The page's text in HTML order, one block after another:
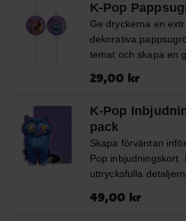
helium. Om du
vi att du använder
K-Pop
Ge dryckerna en
dekorativa
temat och skapa en
är ca 6,5 cm i
Pris :29,00 kr
29,00 kr
K-Pop
pack
Skapa förväntan
Pop inbjudningskort.
uttrycksfulla
x 8 cm stora och
Pris :49,00 kr
49,00 kr